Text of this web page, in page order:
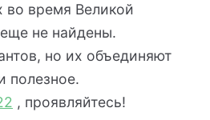
во время Великой
не найдены.
но их объединяют
полезное.
, проявляйтесь!